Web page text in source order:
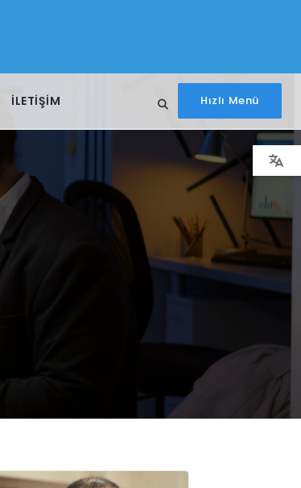
İLETIŞIM Hızlı Menü